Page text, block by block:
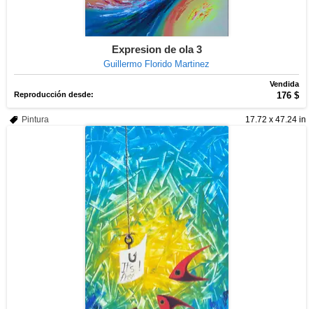
Expresion de ola 3
Guillermo Florido Martinez
Vendida
Reproducción desde:
176 $
17.72 x 47.24 in
Pintura